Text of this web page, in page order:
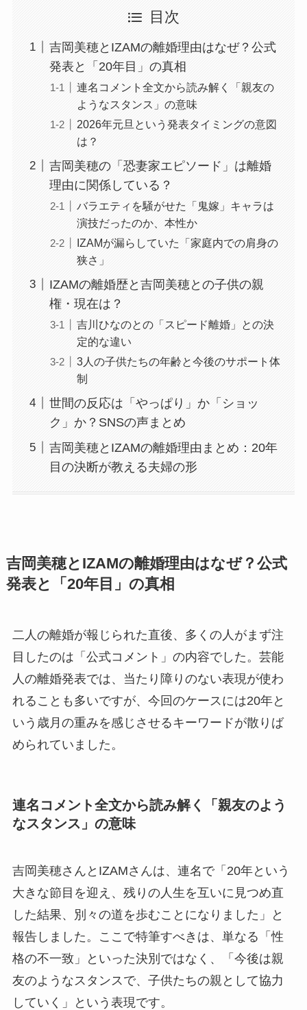
目次
吉岡美穂とIZAMの離婚理由はなぜ？公式
発表と「20年目」の真相
連名コメント全文から読み解く「親友の
ようなスタンス」の意味
2026年元旦という発表タイミングの意図
は？
吉岡美穂の「恐妻家エピソード」は離婚
理由に関係している？
バラエティを騒がせた「鬼嫁」キャラは
演技だったのか、本性か
IZAMが漏らしていた「家庭内での肩身の
狭さ」
IZAMの離婚歴と吉岡美穂との子供の親
権・現在は？
吉川ひなのとの「スピード離婚」との決
定的な違い
3人の子供たちの年齢と今後のサポート体
制
世間の反応は「やっぱり」か「ショッ
ク」か？SNSの声まとめ
吉岡美穂とIZAMの離婚理由まとめ：20年
目の決断が教える夫婦の形
吉岡美穂とIZAMの離婚理由はなぜ？公式
発表と「20年目」の真相
二人の離婚が報じられた直後、多くの人がまず注
目したのは「公式コメント」の内容でした。芸能
人の離婚発表では、当たり障りのない表現が使わ
れることも多いですが、今回のケースには20年と
いう歳月の重みを感じさせるキーワードが散りば
められていました。
連名コメント全文から読み解く「親友のよう
なスタンス」の意味
吉岡美穂さんとIZAMさんは、連名で「20年という
大きな節目を迎え、残りの人生を互いに見つめ直
した結果、別々の道を歩むことになりました」と
報告しました。ここで特筆すべきは、単なる「性
格の不一致」といった決別ではなく、「今後は親
友のようなスタンスで、子供たちの親として協力
していく」という表現です。